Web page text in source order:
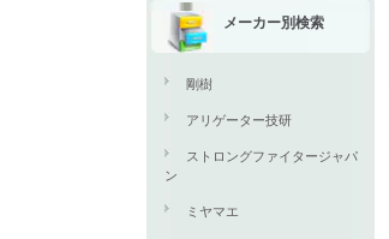
メーカー別検索
剛樹
アリゲーター技研
ストロングファイタージャパ
ン
ミヤマエ